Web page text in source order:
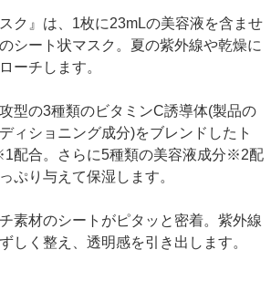
ク』は、1枚に23mLの美容液を含ませ
シート状マスク。夏の紫外線や乾燥に
ーチします。
型の3種類のビタミンC誘導体(製品の
ィショニング成分)をブレンドしたト
配合。さらに5種類の美容液成分※2配
ぷり与えて保湿します。
素材のシートがピタッと密着。紫外線
しく整え、透明感を引き出します。